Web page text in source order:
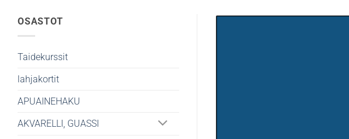
OSASTOT
Taidekurssit
lahjakortit
APUAINEHAKU
AKVARELLI, GUASSI